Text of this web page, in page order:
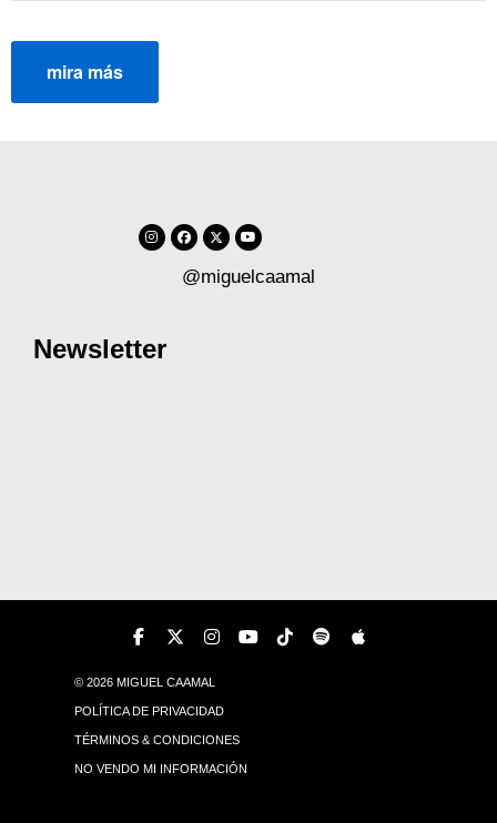
mira más
@miguelcaamal
Newsletter
© 2026 MIGUEL CAAMAL
POLÍTICA DE PRIVACIDAD
TÉRMINOS & CONDICIONES
NO VENDO MI INFORMACIÓN